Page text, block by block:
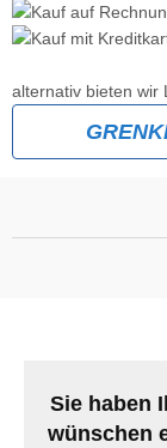
alternativ bieten wir
Sie haben
wünschen